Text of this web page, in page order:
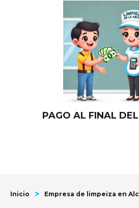
PAGO AL FINAL
Inicio > Empresa de limpeiza en